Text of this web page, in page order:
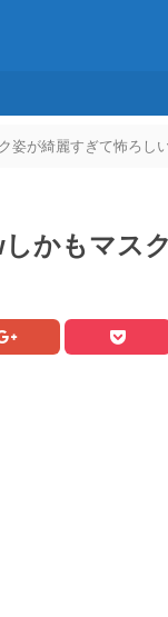
姿が綺麗すぎて怖ろしい
かもマス